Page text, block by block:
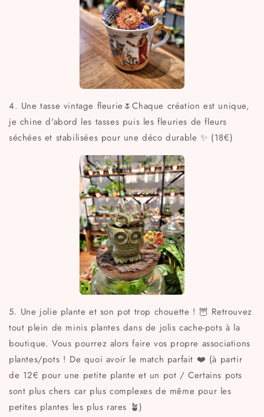
4. Une tasse vintage fleurie🌷Chaque création est unique,
je chine d'abord les tasses puis les fleuries de fleurs
séchées et stabilisées pour une déco durable ✨ (18€)
5. Une jolie plante et son pot trop chouette ! 🦉 Retrouvez
tout plein de minis plantes dans de jolis cache-pots à la
boutique. Vous pourrez alors faire vos propre associations
plantes/pots ! De quoi avoir le match parfait ❤️ (à partir
de 12€ pour une petite plante et un pot / Certains pots
sont plus chers car plus complexes de même pour les
petites plantes les plus rares 🪴)